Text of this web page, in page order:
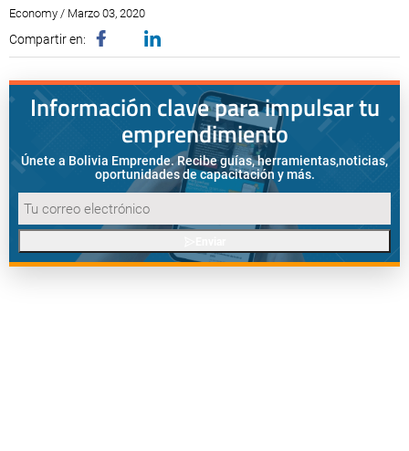
Economy / Marzo 03, 2020
Compartir en:
Información clave para impulsar tu
emprendimiento
Únete a Bolivia Emprende. Recibe guías, herramientas,noticias,
oportunidades de capacitación y más.